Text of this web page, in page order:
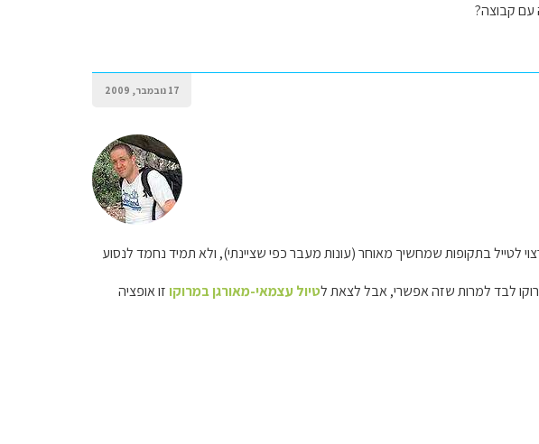
עם קבוצה?
17 נובמבר, 2009
לטייל בתקופות שמחשיך מאוחר (עונות מעבר כפי שציינתי), ולא תמיד נחמד לנסוע
לבד למרות שזה אפשרי, אבל לצאת לטיול עצמאי-מאורגן במרוקו זו אופציה